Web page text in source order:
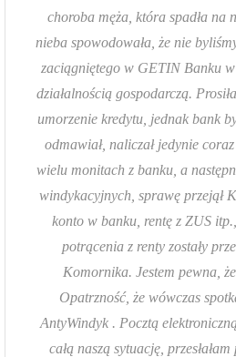
choroba męża, która spadła na
nieba spowodowała, że nie
zaciągniętego w GETIN Banku
działalnością gospodarczą.
umorzenie kredytu, jednak bank
odmawiał, naliczał jedynie
wielu monitach z banku, a
windykacyjnych, sprawę przejął
konto w banku, rentę z ZUS
potrącenia z renty zostały
Komornika. Jestem pewna,
Opatrzność, że wówczas
AntyWindyk . Pocztą
całą naszą sytuację,